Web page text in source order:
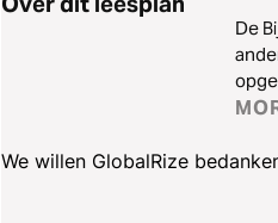
De
We willen GlobalRize